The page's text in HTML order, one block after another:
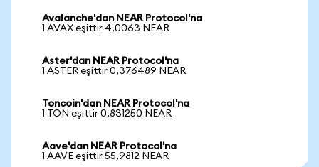
Avalanche'dan NEAR Protocol'na
1 AVAX eşittir 4,0063 NEAR
Aster'dan NEAR Protocol'na
1 ASTER eşittir 0,376489 NEAR
Toncoin'dan NEAR Protocol'na
1 TON eşittir 0,831250 NEAR
Aave'dan NEAR Protocol'na
1 AAVE eşittir 55,9812 NEAR